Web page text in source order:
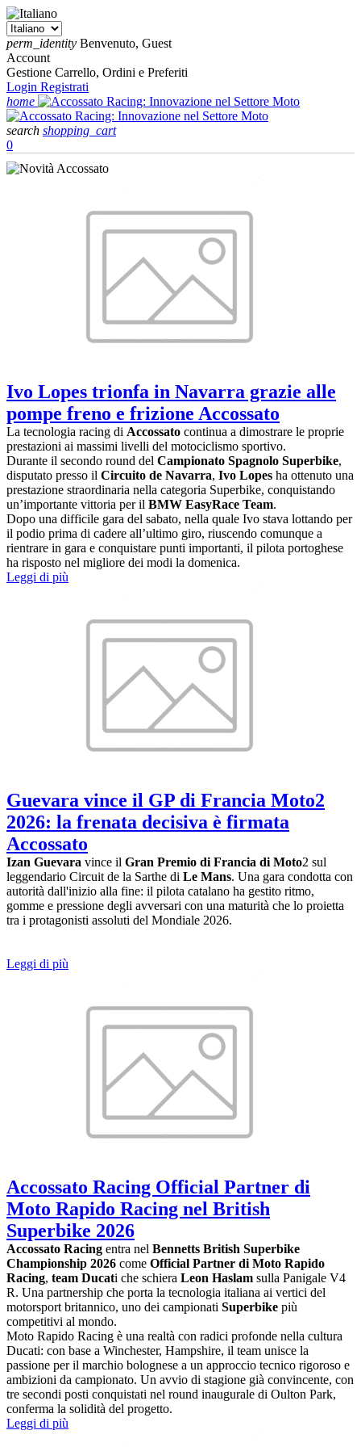
perm_identity Benvenuto, Guest
Account
Gestione Carrello, Ordini e Preferiti
Login Registrati
home
search shopping_cart
0
Ivo Lopes trionfa in Navarra grazie alle
pompe freno e frizione Accossato
La tecnologia racing di Accossato continua a dimostrare le proprie
prestazioni ai massimi livelli del motociclismo sportivo.
Durante il secondo round del Campionato Spagnolo Superbike,
disputato presso il Circuito de Navarra, Ivo Lopes ha ottenuto una
prestazione straordinaria nella categoria Superbike, conquistando
un’importante vittoria per il BMW EasyRace Team.
Dopo una difficile gara del sabato, nella quale Ivo stava lottando per
il podio prima di cadere all’ultimo giro, riuscendo comunque a
rientrare in gara e conquistare punti importanti, il pilota portoghese
ha risposto nel migliore dei modi la domenica.
Leggi di più
Guevara vince il GP di Francia Moto2
2026: la frenata decisiva è firmata
Accossato
Izan Guevara vince il Gran Premio di Francia di Moto2 sul
leggendario Circuit de la Sarthe di Le Mans. Una gara condotta con
autorità dall'inizio alla fine: il pilota catalano ha gestito ritmo,
gomme e pressione degli avversari con una maturità che lo proietta
tra i protagonisti assoluti del Mondiale 2026.
Leggi di più
Accossato Racing Official Partner di
Moto Rapido Racing nel British
Superbike 2026
Accossato Racing entra nel Bennetts British Superbike
Championship 2026 come Official Partner di Moto Rapido
Racing, team Ducati che schiera Leon Haslam sulla Panigale V4
R. Una partnership che porta la tecnologia italiana ai vertici del
motorsport britannico, uno dei campionati Superbike più
competitivi al mondo.
Moto Rapido Racing è una realtà con radici profonde nella cultura
Ducati: con base a Winchester, Hampshire, il team unisce la
passione per il marchio bolognese a un approccio tecnico rigoroso e
ambizioni da campionato. Un avvio di stagione già convincente, con
tre secondi posti conquistati nel round inaugurale di Oulton Park,
conferma la solidità del progetto.
Leggi di più